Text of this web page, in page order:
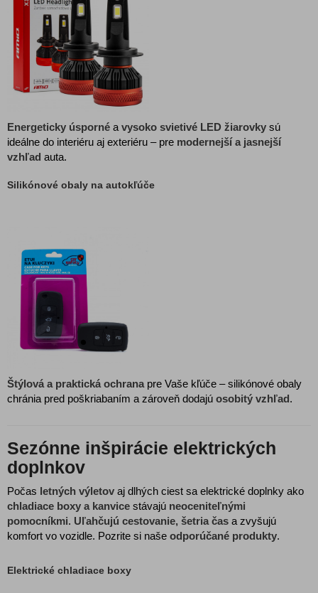
Energeticky úsporné a vysoko svietivé LED žiarovky sú
ideálne do interiéru aj exteriéru – pre modernejší a jasnejší
vzhľad auta.
Silikónové obaly na autokľúče
Štýlová a praktická ochrana pre Vaše kľúče – silikónové obaly
chránia pred poškriabaním a zároveň dodajú osobitý vzhľad.
Sezónne inšpirácie elektrických
doplnkov
Počas letných výletov aj dlhých ciest sa elektrické doplnky ako
chladiace boxy a kanvice stávajú neoceniteľnými
pomocníkmi. Uľahčujú cestovanie, šetria čas a zvyšujú
komfort vo vozidle. Pozrite si naše odporúčané produkty.
Elektrické chladiace boxy